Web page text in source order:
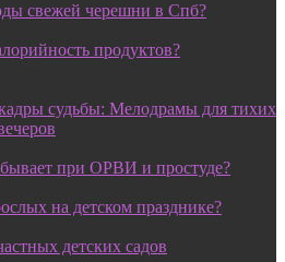
свежей черешни в Спб?
продуктов?
судьбы: Мелодрамы для тихих
при ОРВИ и простуде?
на детском празднике?
детских садов